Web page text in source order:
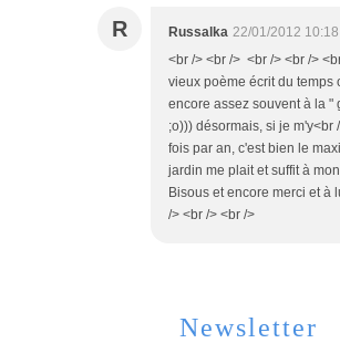
R Russalka 22/01/2012 10:18
<br /> <br /> <br /> <br />
vieux poème écrit du temps
encore assez souvent à la "
;o))) désormais, si je m'y<br
fois par an, c'est bien le
jardin me plait et suffit à mon
Bisous et encore merci et à
/> <br /> <br />
Newsletter